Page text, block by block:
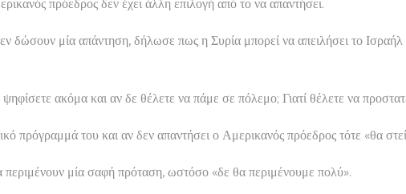
πρόεδρος δεν έχει άλλη επιλογή από το να απαντήσει.
δώσουν μία απάντηση, δήλωσε πως η Συρία μπορεί να απειλήσει το Ισραήλ
ακόμα και αν δε θέλετε να πάμε σε πόλεμο; Γιατί θέλετε να
πρόγραμμά του και αν δεν απαντήσει ο Αμερικανός πρόεδρος τότε «θα
μία σαφή πρόταση, ωστόσο «δε θα περιμένουμε πολύ».